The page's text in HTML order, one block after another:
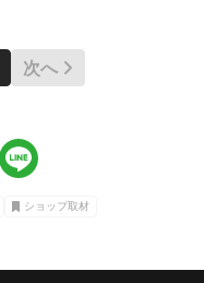
次へ
ショップ取材